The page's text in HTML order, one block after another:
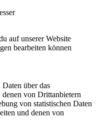
auf unserer Website
bearbeiten können
über das
von Drittanbietern
von statistischen Daten
und denen von